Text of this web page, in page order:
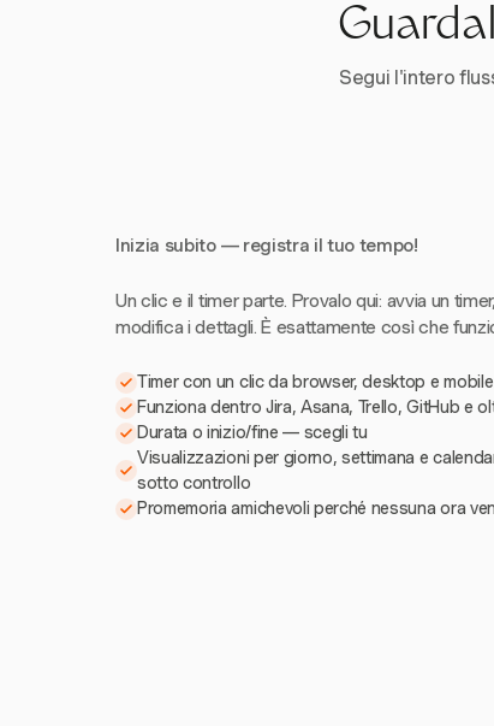
Segui l'intero
Inizia subito — registra il tuo tempo!
Un clic e il timer parte. Provalo qui: avvia un
modifica i dettagli. È esattamente così che
Timer con un clic da browser, desktop e mobile
Funziona dentro Jira, Asana, Trello, GitHub e
Durata o inizio/fine — scegli tu
Visualizzazioni per giorno, settimana e
sotto controllo
Promemoria amichevoli perché nessuna ora